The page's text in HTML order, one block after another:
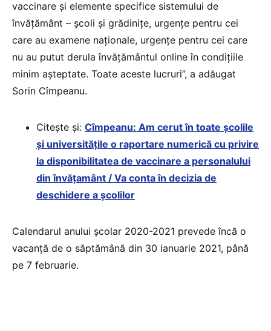
vaccinare și elemente specifice sistemului de
învățământ – școli și grădinițe, urgențe pentru cei
care au examene naționale, urgențe pentru cei care
nu au putut derula învățământul online în condițiile
minim așteptate. Toate aceste lucruri”, a adăugat
Sorin Cîmpeanu.
Citește și: Cîmpeanu: Am cerut în toate școlile
și universitățile o raportare numerică cu privire
la disponibilitatea de vaccinare a personalului
din învăţamânt / Va conta în decizia de
deschidere a școlilor
Calendarul anului școlar 2020-2021 prevede încă o
vacanță de o săptămână din 30 ianuarie 2021, până
pe 7 februarie.